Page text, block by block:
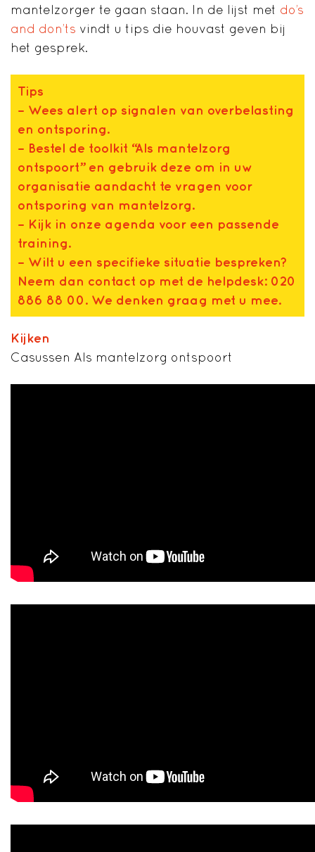
mantelzorger te gaan staan. In de lijst met do’s
and don’ts vindt u tips die houvast geven bij
het gesprek.
Tips
– Wees alert op signalen van overbelasting
en ontsporing.
– Bestel de toolkit “Als mantelzorg
ontspoort” en gebruik deze om in uw
organisatie aandacht te vragen voor
ontsporing van mantelzorg.
– Kijk in onze agenda voor een passende
training.
– Wilt u een specifieke situatie bespreken?
Neem dan contact op met de helpdesk: 020
886 88 00. We denken graag met u mee.
Kijken
Casussen Als mantelzorg ontspoort